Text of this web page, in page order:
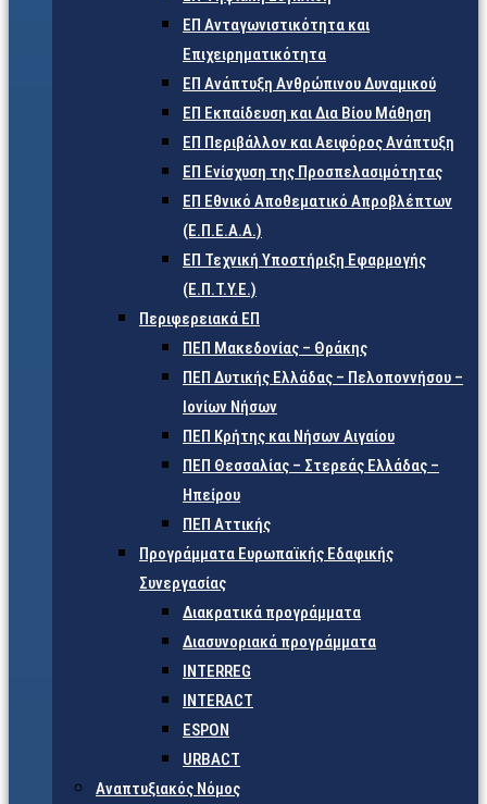
ΕΠ Ανταγωνιστικότητα και
Επιχειρηματικότητα
ΕΠ Ανάπτυξη Ανθρώπινου Δυναμικού
ΕΠ Εκπαίδευση και Δια Βίου Μάθηση
ΕΠ Περιβάλλον και Αειφόρος Ανάπτυξη
ΕΠ Ενίσχυση της Προσπελασιμότητας
ΕΠ Εθνικό Αποθεματικό Απροβλέπτων
(Ε.Π.Ε.Α.Α.)
ΕΠ Τεχνική Υποστήριξη Εφαρμογής
(Ε.Π.Τ.Υ.Ε.)
Περιφερειακά ΕΠ
ΠΕΠ Μακεδονίας – Θράκης
ΠΕΠ Δυτικής Ελλάδας – Πελοποννήσου –
Ιονίων Νήσων
ΠΕΠ Κρήτης και Νήσων Αιγαίου
ΠΕΠ Θεσσαλίας – Στερεάς Ελλάδας –
Ηπείρου
ΠΕΠ Αττικής
Προγράμματα Ευρωπαϊκής Εδαφικής
Συνεργασίας
Διακρατικά προγράμματα
Διασυνοριακά προγράμματα
INTERREG
INTERACT
ESPON
URBACT
Αναπτυξιακός Νόμος